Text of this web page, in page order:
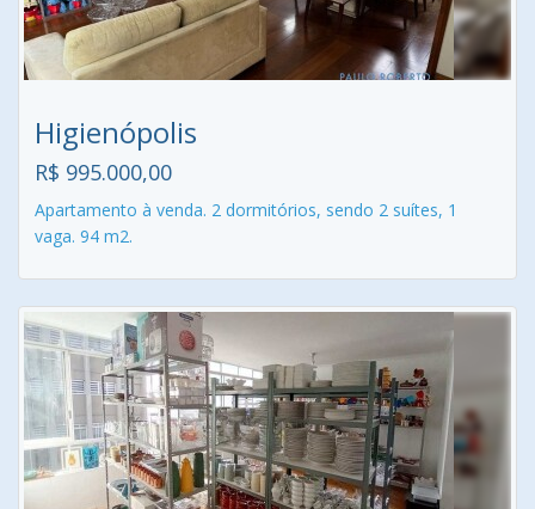
Higienópolis
R$ 995.000,00
Apartamento à venda. 2 dormitórios, sendo 2 suítes, 1
vaga. 94 m2.